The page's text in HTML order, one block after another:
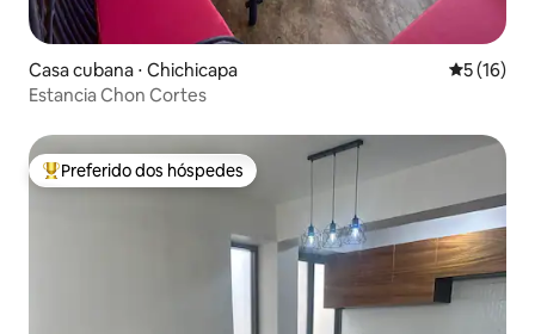
Casa cubana ⋅ Chichicapa 5 de uma
5 (16)
Estancia Chon Cortes
Entre os melhores preferidos dos hóspedes
Preferido dos hóspedes